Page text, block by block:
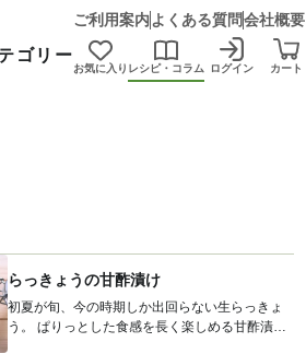
ご利用案内 よくある質問会社概要
ゴリー
お気に入り レシピ・コラム ログイン カート
らっきょうの甘酢漬け
初夏が旬、今の時期しか出回らない生らっきょ
う。 ぱりっとした食感を長く楽しめる甘酢漬け